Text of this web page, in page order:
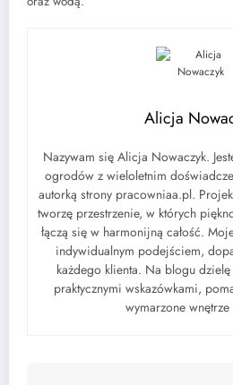
Alicja
Nazywam się Alicja Nowaczyk.
ogrodów z wieloletnim
autorką strony pracowniaa.pl.
tworzę przestrzenie, w których
łączą się w harmonijną całość.
indywidualnym podejściem,
każdego klienta. Na blogu
praktycznymi wskazówkami,
wymarzone